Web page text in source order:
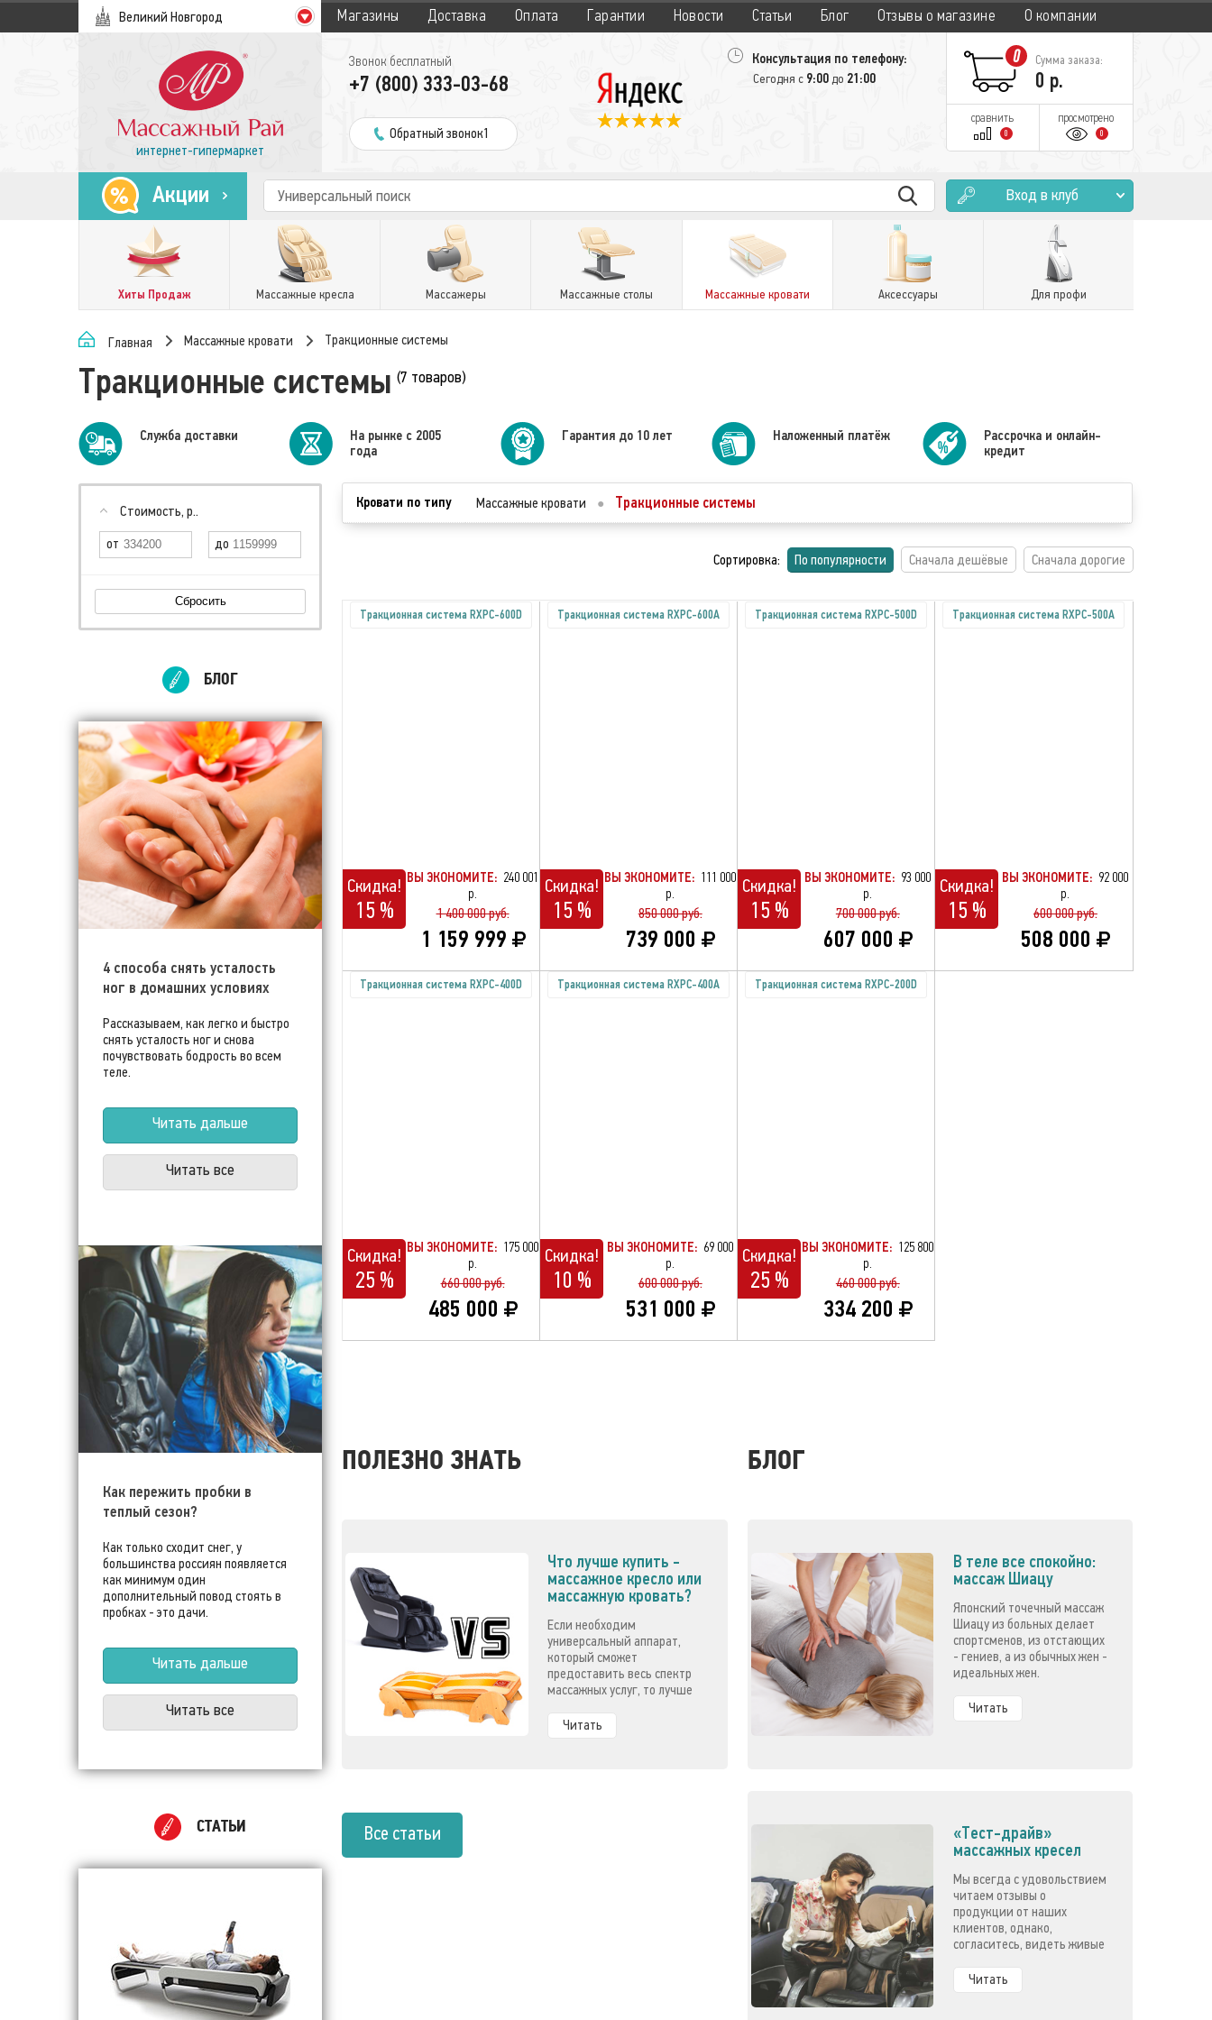
Великий Новгород Магазины Доставка Оплата Гарантии Новости Статьи Блог Отзывы о магазине О компании
интернет-гипермаркет
Звонок бесплатный
+7 (800) 333-03-68
Обратный звонок1
Консультация по телефону:
Сегодня с 9:00до 21:00
0 Сумма заказа:
0 р.
сравнить
0
просмотрено
0
Акции Вход в клуб
Хиты Продаж Массажные кресла Массажеры Массажные столы Массажные кровати Аксессуары Для профи
Главная Массажные кровати Тракционные системы
Тракционные системы (7 товаров)
Cлужба доставки
На рынке с 2005
года
Гарантия до 10 лет Наложенный платёж
Рассрочка и онлайн-
кредит
Стоимость, р..
Сбросить
БЛОГ
4 способа снять усталость
ног в домашних условиях
Рассказываем, как легко и быстро
снять усталость ног и снова
почувствовать бодрость во всем
теле.
Читать дальше
Читать все
Как пережить пробки в
теплый сезон?
Как только сходит снег, у
большинства россиян появляется
как минимум один
дополнительный повод стоять в
пробках - это дачи.
Читать дальше
Читать все
СТАТЬИ
Кровати по типу Массажные кровати ● Тракционные системы
Сортировка: По популярности Сначала дешёвые Сначала дорогие
Тракционная система RXPC-600D
Скидка!
15 %
ВЫ ЭКОНОМИТЕ: 240 001
р.
1 400 000 руб.
1 159 999
Тракционная система RXPC-600А
Скидка!
15 %
ВЫ ЭКОНОМИТЕ: 111 000
р.
850 000 руб.
739 000
Тракционная система RXPC-500D
Скидка!
15 %
ВЫ ЭКОНОМИТЕ: 93 000
р.
700 000 руб.
607 000
Тракционная система RXPC-500A
Скидка!
15 %
ВЫ ЭКОНОМИТЕ: 92 000
р.
600 000 руб.
508 000
Тракционная система RXPC-400D
Скидка!
25 %
ВЫ ЭКОНОМИТЕ: 175 000
р.
660 000 руб.
485 000
Тракционная система RXPC-400A
Скидка!
10 %
ВЫ ЭКОНОМИТЕ: 69 000
р.
600 000 руб.
531 000
Тракционная система RXPC-200D
Скидка!
25 %
ВЫ ЭКОНОМИТЕ: 125 800
р.
460 000 руб.
334 200
ПОЛЕЗНО ЗНАТЬ
Что лучше купить -
массажное кресло или
массажную кровать?
Если необходим
универсальный аппарат,
который сможет
предоставить весь спектр
массажных услуг, то лучше
или массажную кровать.
Читать
Все статьи
БЛОГ
В теле все спокойно:
массаж Шиацу
Японский точечный массаж
Шиацу из больных делает
спортсменов, из отстающих
- гениев, а из обычных жен -
идеальных жен.
Читать
«Тест-драйв»
массажных кресел
Мы всегда с удовольствием
читаем отзывы о
продукции от наших
клиентов, однако,
согласитесь, видеть живые
другое.
Читать